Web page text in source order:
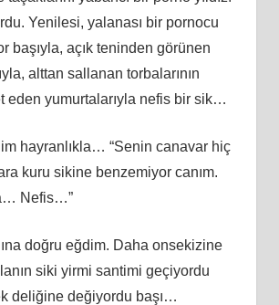
Yenilesi, yalanası bir pornocu
başıyla, açık teninden görünen
alttan sallanan torbalarının
eden yumurtalarıyla nefis bir sik…
hayranlıkla… “Senin canavar hiç
kuru sikine benzemiyor canım.
Nefis…”
doğru eğdim. Daha onsekizine
siki yirmi santimi geçiyordu
deliğine değiyordu başı…